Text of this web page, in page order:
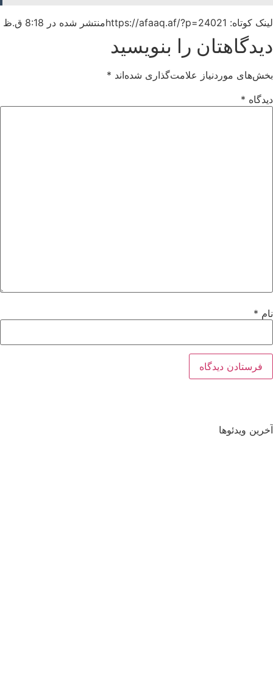
لینک کوتاه: https://afaaq.af/?p=24021 منتشر شده در 8:18 ق.ظ
دیدگاهتان را بنویسید
بخش‌های موردنیاز علامت‌گذاری شده‌اند *
دیدگاه *
نام *
آخرین ویدئوها